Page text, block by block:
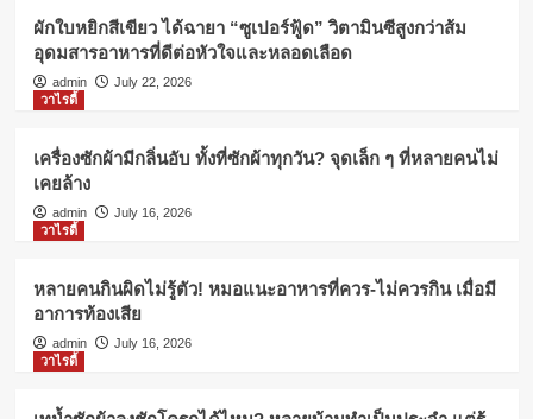
ผักใบหยิกสีเขียว ได้ฉายา “ซูเปอร์ฟู้ด” วิตามินซีสูงกว่าส้ม
อุดมสารอาหารที่ดีต่อหัวใจและหลอดเลือด
admin
July 22, 2026
วาไรตี้
เครื่องซักผ้ามีกลิ่นอับ ทั้งที่ซักผ้าทุกวัน? จุดเล็ก ๆ ที่หลายคนไม่
เคยล้าง
admin
July 16, 2026
วาไรตี้
หลายคนกินผิดไม่รู้ตัว! หมอแนะอาหารที่ควร-ไม่ควรกิน เมื่อมี
อาการท้องเสีย
admin
July 16, 2026
วาไรตี้